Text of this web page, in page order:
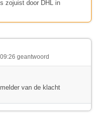
zojuist door DHL in
geantwoord
van de klacht